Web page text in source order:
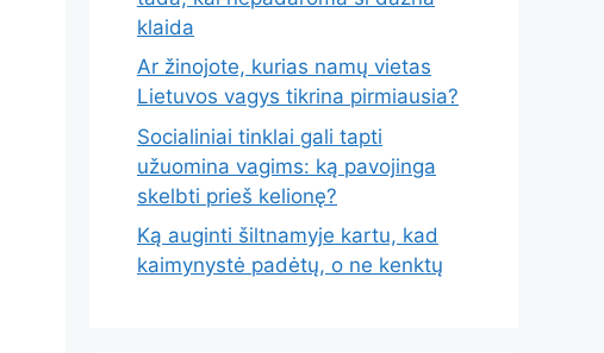
klaida
Ar žinojote, kurias namų vietas
Lietuvos vagys tikrina pirmiausia?
Socialiniai tinklai gali tapti
užuomina vagims: ką pavojinga
skelbti prieš kelionę?
Ką auginti šiltnamyje kartu, kad
kaimynystė padėtų, o ne kenktų